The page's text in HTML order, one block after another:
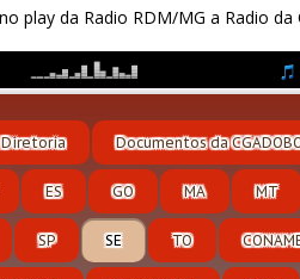
play da Radio RDM/MG a Radio da
Diretoria Documentos da
ES GO MA MT
SP SE TO